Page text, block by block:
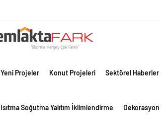
Yeni Projeler Konut Projeleri Sektörel Haberler
Isıtma Soğutma Yalıtım İklimlendirme Dekorasyon